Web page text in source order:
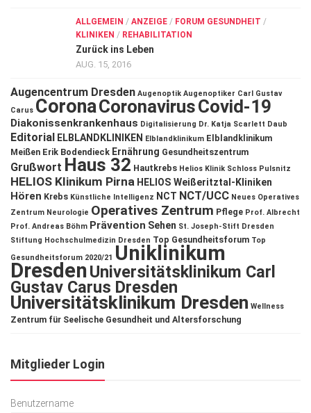
ALLGEMEIN / ANZEIGE / FORUM GESUNDHEIT /
KLINIKEN / REHABILITATION
Zurück ins Leben
AUG. 15, 2016
Augencentrum Dresden Augenoptik Augenoptiker Carl Gustav
Carus CoronaCoronavirusCovid-19
Diakonissenkrankenhaus Digitalisierung Dr. Katja Scarlett Daub
Editorial ELBLANDKLINIKEN Elblandklinikum Elblandklinikum
Meißen Erik Bodendieck Ernährung Gesundheitszentrum
Grußwort Haus 32 Hautkrebs Helios Klinik Schloss Pulsnitz
HELIOS Klinikum Pirna HELIOS Weißeritztal-Kliniken
Hören Krebs Künstliche Intelligenz NCT NCT/UCC Neues Operatives
Zentrum Neurologie Operatives Zentrum Pflege Prof. Albrecht
Prof. Andreas Böhm Prävention Sehen St. Joseph-Stift Dresden
Stiftung Hochschulmedizin Dresden Top Gesundheitsforum Top
Gesundheitsforum 2020/21 Uniklinikum
DresdenUniversitätsklinikum Carl
Gustav Carus Dresden
Universitätsklinikum Dresden Wellness
Zentrum für Seelische Gesundheit und Altersforschung
Mitglieder Login
Benutzername